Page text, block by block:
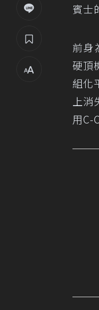
賓士
前身
硬頂
組化
上消
用C-